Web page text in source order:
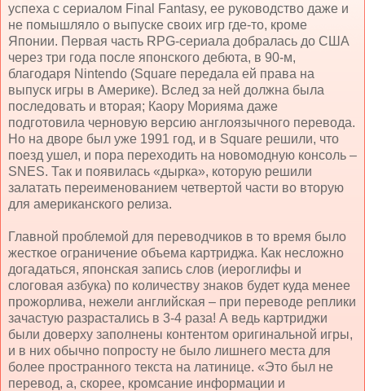
успеха с сериалом Final Fantasy, ее руководство даже и
не помышляло о выпуске своих игр где-то, кроме
Японии. Первая часть RPG-сериала добралась до США
через три года после японского дебюта, в 90-м,
благодаря Nintendo (Square передала ей права на
выпуск игры в Америке). Вслед за ней должна была
последовать и вторая; Каору Морияма даже
подготовила черновую версию англоязычного перевода.
Но на дворе был уже 1991 год, и в Square решили, что
поезд ушел, и пора переходить на новомодную консоль –
SNES. Так и появилась «дырка», которую решили
залатать переименованием четвертой части во вторую
для американского релиза.
Главной проблемой для переводчиков в то время было
жесткое ограничение объема картриджа. Как несложно
догадаться, японская запись слов (иероглифы и
слоговая азбука) по количеству знаков будет куда менее
прожорлива, нежели английская – при переводе реплики
зачастую разрастались в 3-4 раза! А ведь картриджи
были доверху заполнены контентом оригинальной игры,
и в них обычно попросту не было лишнего места для
более пространного текста на латинице. «Это был не
перевод, а, скорее, кромсание информации и